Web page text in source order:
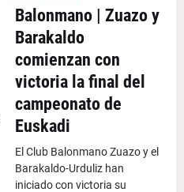
Balonmano | Zuazo y
Barakaldo
comienzan con
victoria la final del
campeonato de
Euskadi
El Club Balonmano Zuazo y el
Barakaldo-Urduliz han
iniciado con victoria su